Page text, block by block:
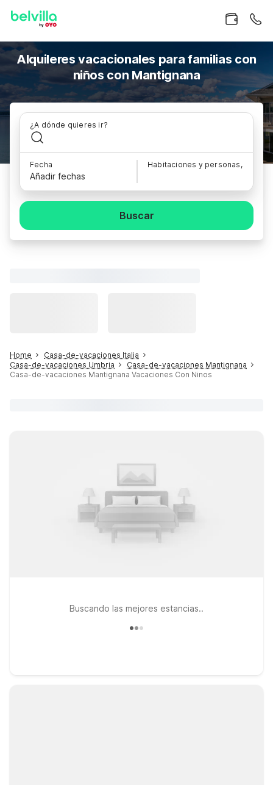
Alquileres vacacionales para familias con
niños con Mantignana
¿A dónde quieres ir?
Fecha
Añadir fechas
Habitaciones y personas,
Buscar
Home
Casa-de-vacaciones Italia
Casa-de-vacaciones Umbria
Casa-de-vacaciones Mantignana
Casa-de-vacaciones Mantignana Vacaciones Con Ninos
Buscando las mejores estancias..